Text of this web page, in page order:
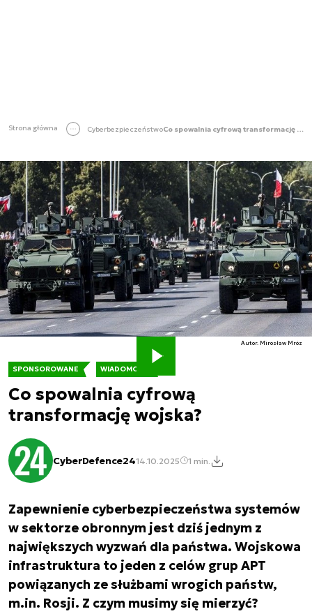
Strona główna Cyberbezpieczeństwo Co spowalnia cyfrową transformację wojska?
SPONSOROWANE WIADOMOŚCI
Co spowalnia cyfrową
transformację wojska?
CyberDefence2414.10.2025 1 min.
Autor. Mirosław Mróz
Zapewnienie cyberbezpieczeństwa systemów
w sektorze obronnym jest dziś jednym z
największych wyzwań dla państwa. Wojskowa
infrastruktura to jeden z celów grup APT
powiązanych ze służbami wrogich państw,
m.in. Rosji. Z czym musimy się mierzyć?